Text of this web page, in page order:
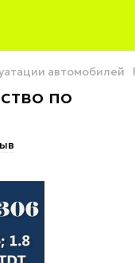
автомобилей
по